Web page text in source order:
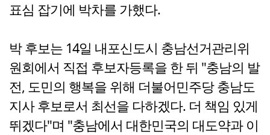
표심 잡기에 박차를 가했다.
박 후보는 14일 내포신도시 충남선거관리위
원회에서 직접 후보자등록을 한 뒤 "충남의 발
전, 도민의 행복을 위해 더불어민주당 충남도
지사 후보로서 최선을 다하겠다. 더 책임 있게
뛰겠다"며 "충남에서 대한민국의 대도약과 이